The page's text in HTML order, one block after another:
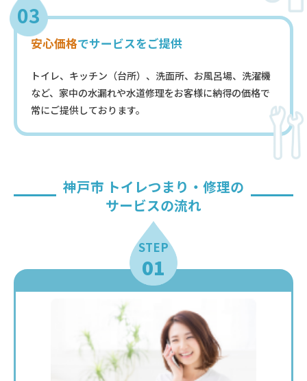
03
安心価格でサービスをご提供
トイレ、キッチン（台所）、洗面所、お風呂場、洗濯機
など、家中の水漏れや水道修理をお客様に納得の価格で
常にご提供しております。
神戸市 トイレつまり・修理の
サービスの流れ
STEP
01